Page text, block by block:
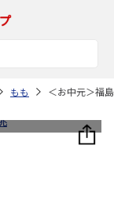
もも ＜お中元＞福